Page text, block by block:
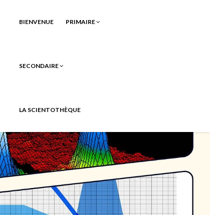
BIENVENUE PRIMAIRE
SECONDAIRE
LA SCIENTOTHÈQUE